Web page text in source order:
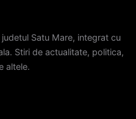
Satu Mare, integrat cu
Stiri de actualitate, politica,
altele.